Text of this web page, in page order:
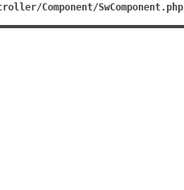
Component/SwComponent.php